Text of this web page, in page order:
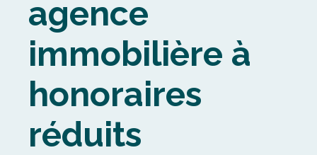
Estimation Alerte mail
agence
immobilière à
honoraires
réduits